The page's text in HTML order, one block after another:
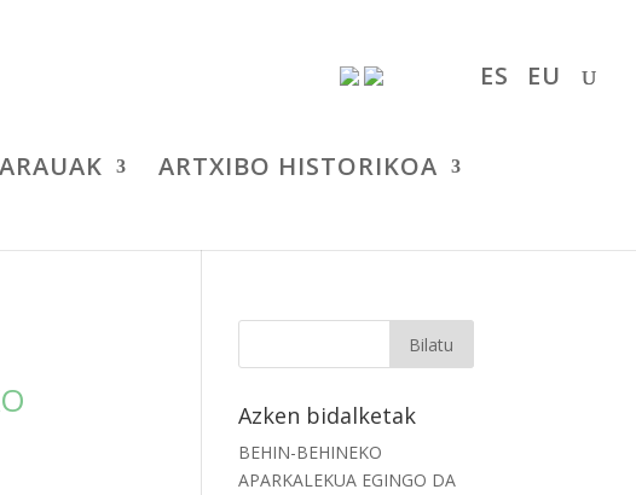
ARTXIBO HISTORIKOA
EU
ES
Azken bidalketak
BEHIN-BEHINEKO
APARKALEKUA EGINGO DA